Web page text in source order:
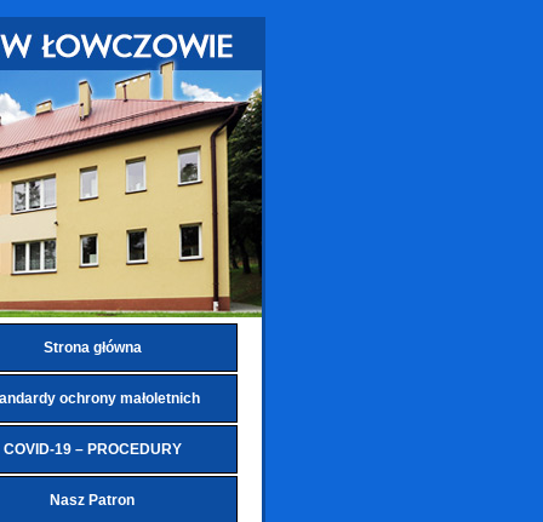
Strona główna
ochrony małoletnich
COVID-19 – PROCEDURY
Nasz Patron